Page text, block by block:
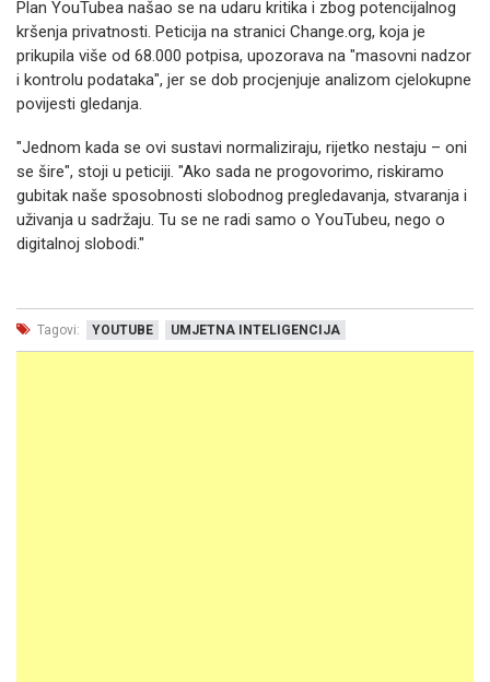
Plan YouTubea našao se na udaru kritika i zbog potencijalnog
kršenja privatnosti. Peticija na stranici Change.org, koja je
prikupila više od 68.000 potpisa, upozorava na "masovni nadzor
i kontrolu podataka", jer se dob procjenjuje analizom cjelokupne
povijesti gledanja.
"Jednom kada se ovi sustavi normaliziraju, rijetko nestaju – oni
se šire", stoji u peticiji. "Ako sada ne progovorimo, riskiramo
gubitak naše sposobnosti slobodnog pregledavanja, stvaranja i
uživanja u sadržaju. Tu se ne radi samo o YouTubeu, nego o
digitalnoj slobodi."
Tagovi: YOUTUBE UMJETNA INTELIGENCIJA